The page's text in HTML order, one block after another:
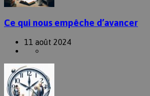
Ce qui nous empêche d’avancer
11 août 2024